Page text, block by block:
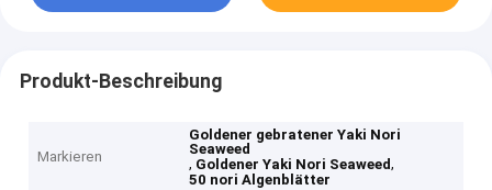
Produkt-Beschreibung
Markieren
Goldener gebratener Yaki Nori
Seaweed
, Goldener Yaki Nori Seaweed,
50 nori Algenblätter